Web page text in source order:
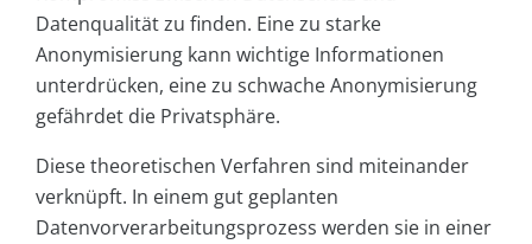
Datenqualität zu finden. Eine zu starke
Anonymisierung kann wichtige Informationen
unterdrücken, eine zu schwache Anonymisierung
gefährdet die Privatsphäre.
Diese theoretischen Verfahren sind miteinander
verknüpft. In einem gut geplanten
Datenvorverarbeitungsprozess werden sie in einer